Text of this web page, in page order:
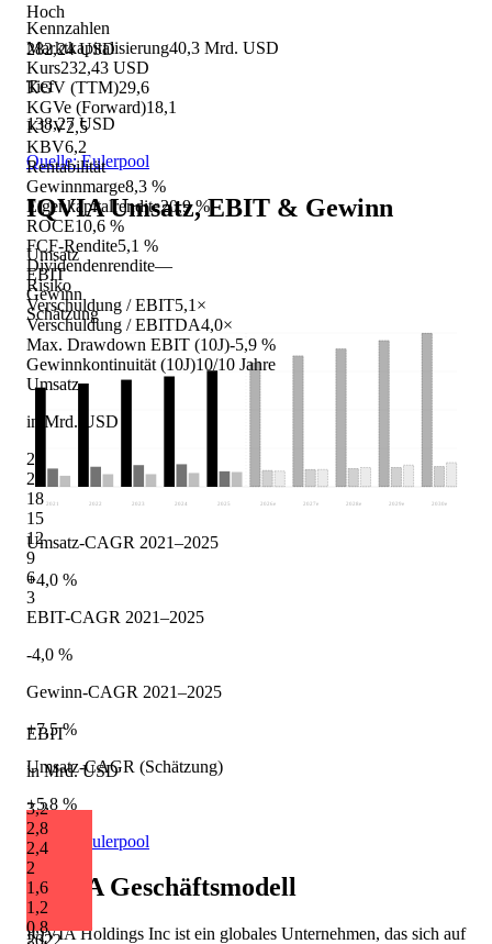
Kennzahlen
Marktkapitalisierung40,3 Mrd. USD
Kurs232,43 USD
KGV (TTM)29,6
KGVe (Forward)18,1
KUV2,5
KBV6,2
Rentabilität
Gewinnmarge8,3 %
Eigenkapitalrendite20,9 %
ROCE10,6 %
FCF-Rendite5,1 %
Dividendenrendite—
Risiko
Verschuldung / EBIT5,1×
Verschuldung / EBITDA4,0×
Max. Drawdown EBIT (10J)-5,9 %
Gewinnkontinuität (10J)10/10 Jahre
Umsatz
in Mrd. USD
24
21
18
15
12
9
6
3
EBIT
in Mrd. USD
3,2
2,8
2,4
2
1,6
1,2
0,8
Hoch
282,24 USD
Tief
138,27 USD
Quelle: Eulerpool
IQVIAUmsatz, EBIT & Gewinn
Umsatz
EBIT
Gewinn
Schätzung
2021 2022 2023 2024 2025 2026 e 2027 e 2028 e 2029 e 2030e
Umsatz-CAGR 2021–2025
+4,0 %
EBIT-CAGR 2021–2025
-4,0 %
Gewinn-CAGR 2021–2025
+7,5 %
Umsatz-CAGR (Schätzung)
+5,8 %
Quelle: Eulerpool
IQVIAGeschäftsmodell
IQVIA Holdings Inc ist ein globales Unternehmen, das sich auf